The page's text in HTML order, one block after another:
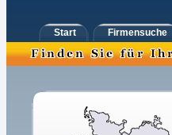
Start Firmensuche